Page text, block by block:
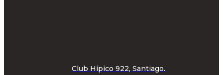
Club Hípico 922, Santiago.